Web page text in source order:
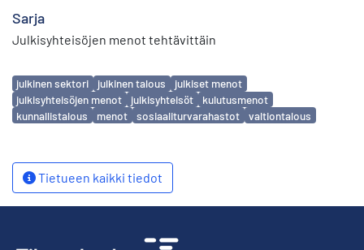
Sarja
Julkisyhteisöjen menot tehtävittäin
Avainsanat
julkinen sektori julkinen talous
julkiset menot
julkisyhteisöjen menot
julkisyhteisöt
kulutusmenot
kunnallistalous
menot sosiaaliturvarahastot valtiontalous
Tietueen kaikki tiedot